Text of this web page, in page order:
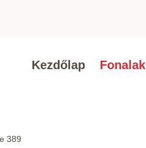
Kezdőlap Fonalak
389